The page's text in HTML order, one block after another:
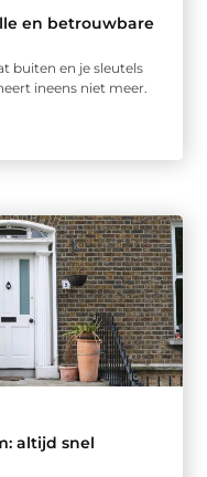
en betrouwbare
buiten en je sleutels
ineens niet meer.
altijd snel